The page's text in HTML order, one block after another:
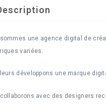
une agence digital de
variées.
développons une marque
avec des designers